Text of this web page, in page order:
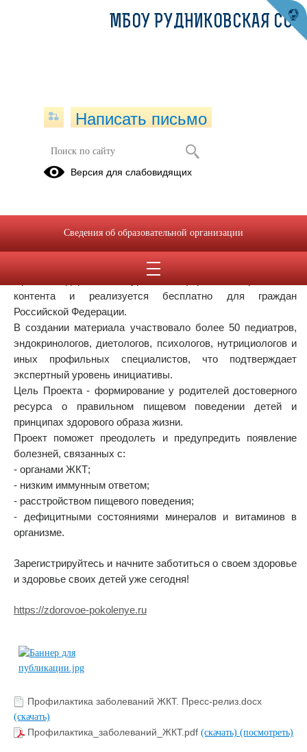
Неделя профилактики заболеваний
ЖКТ
Уважаемые родители! Информируем вас о Всероссийском
контента и реализуется бесплатно для граждан
Российской Федерации.
В создании материала участвовало более 50 педиатров,
эндокринологов, диетологов, психологов, нутрициологов и
иных профильных специалистов, что подтверждает
экспертный уровень инициативы.
Цель Проекта - формирование у родителей достоверного
ресурса о правильном пищевом поведении детей и
принципах здорового образа жизни.
Проект поможет преодолеть и предупредить появление
болезней, связанных с:
- органами ЖКТ;
- низким иммунным ответом;
- расстройством пищевого поведения;
- дефицитными состояниями минералов и витаминов в
организме.
Зарегистрируйтесь и начните заботиться о своем здоровье
и здоровье своих детей уже сегодня!
https://zdorovoe-pokolenye.ru
Профилактика заболеваний ЖКТ. Пресс-релиз.docx
(скачать)
Профилактика_заболеваний_ЖКТ.pdf (скачать) (посмотреть)
МБОУ РУДНИКОВСКАЯ СОШ
Написать письмо
Версия для слабовидящих
Сведения об образовательной организации